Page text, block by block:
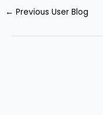
← Previous User Blog